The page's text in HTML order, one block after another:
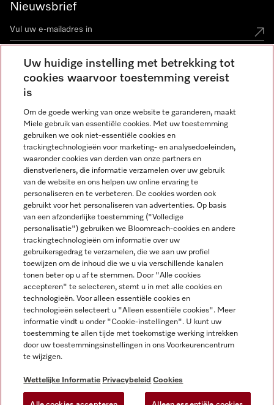
Nieuwsbrief
Contact contact@miele-support.be
Taal
NEDERLANDS
Wettelijke Informatie
Algemene voorwaarden
Privacybeleid
Gebruiksvoorwaarden
Toegankelijkheidsverklaring
Digital Services Act
Miele op Facebook
Miele op Youtube
Miele op Instagram
Miele op Pinterest
Uw huidige instelling met betrekking tot
cookies waarvoor toestemming vereist
is
Om de goede werking van onze website te garanderen, maakt
Miele gebruik van essentiële cookies. Met uw toestemming
gebruiken we ook niet-essentiële cookies en
trackingtechnologieën voor marketing- en analysedoeleinden,
waaronder cookies van derden van onze partners en
dienstverleners, die informatie verzamelen over uw gebruik
van de website en ons helpen uw online ervaring te
personaliseren en te verbeteren. De cookies worden ook
gebruikt voor het personaliseren van advertenties. Op basis
van een afzonderlijke toestemming ("Volledige
personalisatie") gebruiken we Bloomreach-cookies en andere
trackingtechnologieën om informatie over uw
gebruikersgedrag te verzamelen, die we aan uw profiel
toewijzen om de inhoud die we u via verschillende kanalen
tonen beter op u af te stemmen. Door "Alle cookies
accepteren" te selecteren, stemt u in met alle cookies en
technologieën. Voor alleen essentiële cookies en
technologieën selecteert u "Alleen essentiële cookies". Meer
informatie vindt u onder "Cookie-instellingen". U kunt uw
toestemming te allen tijde met toekomstige werking intrekken
door uw toestemmingsinstellingen in ons Voorkeurencentrum
te wijzigen.
Wettelijke Informatie Privacybeleid Cookies